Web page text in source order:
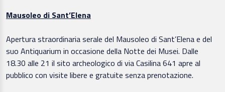
Mausoleo di Sant’Elena
Apertura straordinaria serale del Mausoleo di Sant’Elena e del
suo Antiquarium in occasione della Notte dei Musei. Dalle
18.30 alle 21 il sito archeologico di via Casilina 641 apre al
pubblico con visite libere e gratuite senza prenotazione.